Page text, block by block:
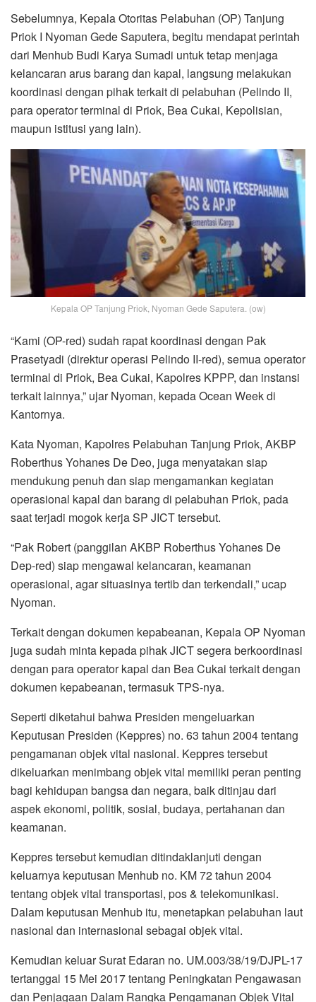
Sebelumnya, Kepala Otoritas Pelabuhan (OP) Tanjung
Priok I Nyoman Gede Saputera, begitu mendapat perintah
dari Menhub Budi Karya Sumadi untuk tetap menjaga
kelancaran arus barang dan kapal, langsung melakukan
koordinasi dengan pihak terkait di pelabuhan (Pelindo II,
para operator terminal di Priok, Bea Cukai, Kepolisian,
maupun istitusi yang lain).
Kepala OP Tanjung Priok, Nyoman Gede Saputera. (ow)
“Kami (OP-red) sudah rapat koordinasi dengan Pak
Prasetyadi (direktur operasi Pelindo II-red), semua operator
terminal di Priok, Bea Cukai, Kapolres KPPP, dan instansi
terkait lainnya,” ujar Nyoman, kepada Ocean Week di
Kantornya.
Kata Nyoman, Kapolres Pelabuhan Tanjung Priok, AKBP
Roberthus Yohanes De Deo, juga menyatakan siap
mendukung penuh dan siap mengamankan kegiatan
operasional kapal dan barang di pelabuhan Priok, pada
saat terjadi mogok kerja SP JICT tersebut.
“Pak Robert (panggilan AKBP Roberthus Yohanes De
Dep-red) siap mengawal kelancaran, keamanan
operasional, agar situasinya tertib dan terkendali,” ucap
Nyoman.
Terkait dengan dokumen kepabeanan, Kepala OP Nyoman
juga sudah minta kepada pihak JICT segera berkoordinasi
dengan para operator kapal dan Bea Cukai terkait dengan
dokumen kepabeanan, termasuk TPS-nya.
Seperti diketahui bahwa Presiden mengeluarkan
Keputusan Presiden (Keppres) no. 63 tahun 2004 tentang
pengamanan objek vital nasional. Keppres tersebut
dikeluarkan menimbang objek vital memiliki peran penting
bagi kehidupan bangsa dan negara, baik ditinjau dari
aspek ekonomi, politik, sosial, budaya, pertahanan dan
keamanan.
Keppres tersebut kemudian ditindaklanjuti dengan
keluarnya keputusan Menhub no. KM 72 tahun 2004
tentang objek vital transportasi, pos & telekomunikasi.
Dalam keputusan Menhub itu, menetapkan pelabuhan laut
nasional dan internasional sebagai objek vital.
Kemudian keluar Surat Edaran no. UM.003/38/19/DJPL-17
tertanggal 15 Mei 2017 tentang Peningkatan Pengawasan
dan Penjagaan Dalam Rangka Pengamanan Objek Vital